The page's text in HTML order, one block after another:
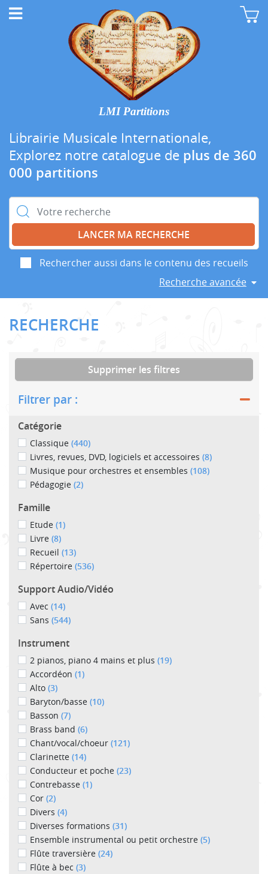
LMI Partitions
Librairie Musicale Internationale,
Explorez notre catalogue de plus de 360
000 partitions
Rechercher :
Rechercher aussi dans le contenu des recueils
Recherche avancée
RECHERCHE
Supprimer les filtres
Filtrer par :
Catégorie
Classique (440)
Livres, revues, DVD, logiciels et accessoires (8)
Musique pour orchestres et ensembles (108)
Pédagogie (2)
Famille
Etude (1)
Livre (8)
Recueil (13)
Répertoire (536)
Support Audio/Vidéo
Avec (14)
Sans (544)
Instrument
2 pianos, piano 4 mains et plus (19)
Accordéon (1)
Alto (3)
Baryton/basse (10)
Basson (7)
Brass band (6)
Chant/vocal/choeur (121)
Clarinette (14)
Conducteur et poche (23)
Contrebasse (1)
Cor (2)
Divers (4)
Diverses formations (31)
Ensemble instrumental ou petit orchestre (5)
Flûte traversière (24)
Flûte à bec (3)